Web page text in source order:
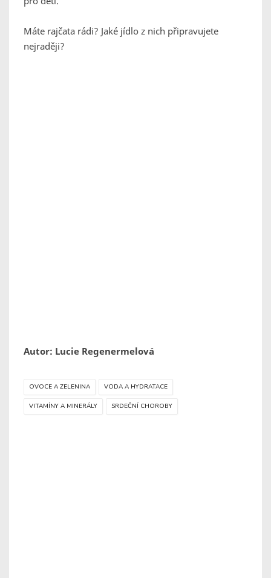
Máte rajčata rádi? Jaké jídlo z nich připravujete
nejraději?
Autor: Lucie Regenermelová
OVOCE A ZELENINA VODA A HYDRATACE
VITAMÍNY A MINERÁLY SRDEČNÍ CHOROBY